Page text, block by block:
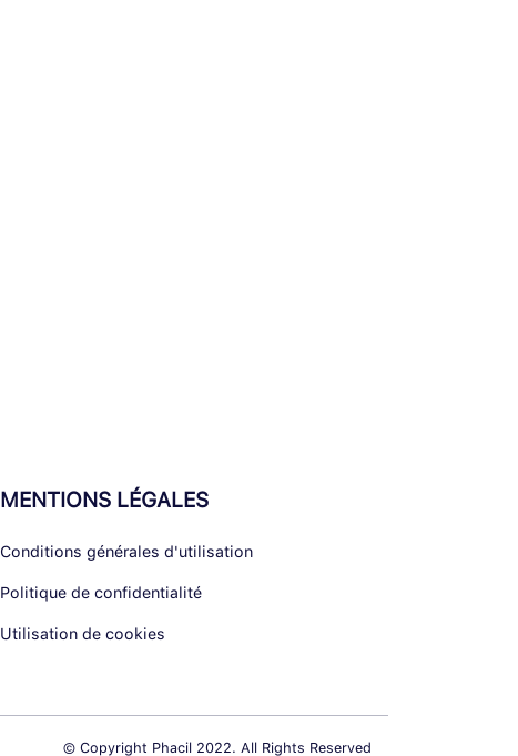
MENTIONS LÉGALES
Conditions générales d'utilisation
Politique de confidentialité
Utilisation de cookies
© Copyright Phacil 2022. All Rights Reserved